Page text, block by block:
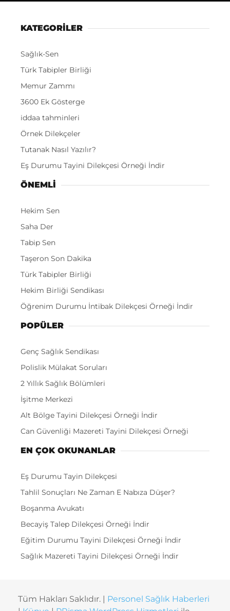
KATEGORİLER
Sağlık-Sen
Türk Tabipler Birliği
Memur Zammı
3600 Ek Gösterge
iddaa tahminleri
Örnek Dilekçeler
Tutanak Nasıl Yazılır?
Eş Durumu Tayini Dilekçesi Örneği İndir
ÖNEMLI
Hekim Sen
Saha Der
Tabip Sen
Taşeron Son Dakika
Türk Tabipler Birliği
Hekim Birliği Sendikası
Öğrenim Durumu İntibak Dilekçesi Örneği İndir
POPÜLER
Genç Sağlık Sendikası
Polislik Mülakat Soruları
2 Yıllık Sağlık Bölümleri
İşitme Merkezi
Alt Bölge Tayini Dilekçesi Örneği İndir
Can Güvenliği Mazereti Tayini Dilekçesi Örneği
EN ÇOK OKUNANLAR
Eş Durumu Tayin Dilekçesi
Tahlil Sonuçları Ne Zaman E Nabıza Düşer?
Boşanma Avukatı
Becayiş Talep Dilekçesi Örneği İndir
Eğitim Durumu Tayini Dilekçesi Örneği İndir
Sağlık Mazereti Tayini Dilekçesi Örneği İndir
Tüm Hakları Saklıdır. | Personel Sağlık Haberleri